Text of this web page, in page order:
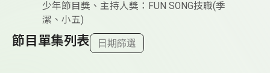
少年節目獎、主持人獎：FUN SONG技職(季
潔、小五)
節目單集列表 日期篩選